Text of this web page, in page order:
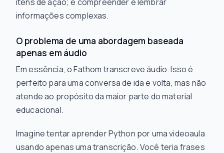
informações complexas.
O problema de uma abordagem baseada
apenas em áudio
Em essência, o Fathom transcreve áudio. Isso é
perfeito para uma conversa de ida e volta, mas não
atende ao propósito da maior parte do material
educacional.
Imagine tentar aprender Python por uma videoaula
usando apenas uma transcrição. Você teria frases